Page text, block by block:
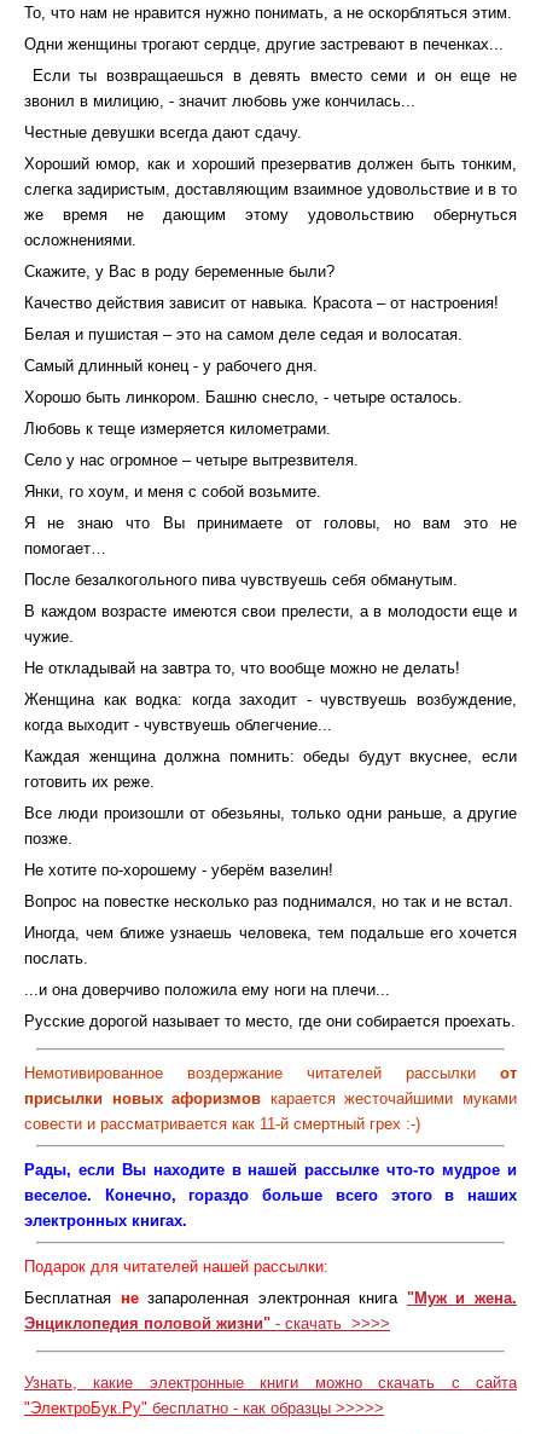
То, что нам не нравится нужно понимать, а не оскорбляться этим.
Одни женщины трогают сердце, другие застревают в печенках...
Если ты возвращаешься в девять вместо семи и он еще не
звонил в милицию, - значит любовь уже кончилась...
Честные девушки всегда дают сдачу.
Хороший юмор, как и хороший презерватив должен быть тонким,
слегка задиристым, доставляющим взаимное удовольствие и в то
же время не дающим этому удовольствию обернуться
осложнениями.
Скажите, у Вас в роду беременные были?
Качество действия зависит от навыка. Красота – от настроения!
Белая и пушистая – это на самом деле седая и волосатая.
Самый длинный конец - у рабочего дня.
Хорошо быть линкором. Башню снесло, - четыре осталось.
Любовь к теще измеряется километрами.
Село у нас огромное – четыре вытрезвителя.
Янки, го хоум, и меня с собой возьмите.
Я не знаю что Вы принимаете от головы, но вам это не
помогает…
После безалкогольного пива чувствуешь себя обманутым.
В каждом возрасте имеются свои прелести, а в молодости еще и
чужие.
Не откладывай на завтра то, что вообще можно не делать!
Женщина как водка: когда заходит - чувствуешь возбуждение,
когда выходит - чувствуешь облегчение...
Каждая женщина должна помнить: обеды будут вкуснее, если
готовить их реже.
Все люди произошли от обезьяны, только одни раньше, а другие
позже.
Не хотите по-хорошему - уберём вазелин!
Вопрос на повестке несколько раз поднимался, но так и не встал.
Иногда, чем ближе узнаешь человека, тем подальше его хочется
послать.
...и она доверчиво положила ему ноги на плечи...
Русские дорогой называет то место, где они собирается проехать.
Немотивированное воздержание читателей рассылки от
присылки новых афоризмов карается жесточайшими муками
совести и рассматривается как 11-й смертный грех :-)
Рады, если Вы находите в нашей рассылке что-то мудрое и
веселое. Конечно, гораздо больше всего этого в наших
электронных книгах.
Подарок для читателей нашей рассылки:
Бесплатная незапароленная электронная книга "Муж и жена.
Энциклопедия половой жизни" - скачать >>>>
Узнать, какие электронные книги можно скачать с сайта
"ЭлектроБук.Ру" бесплатно - как образцы >>>>>